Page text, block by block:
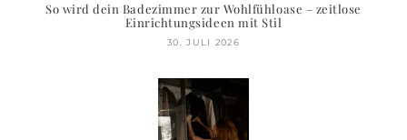
So wird dein Badezimmer zur Wohlfühloase – zeitlose
Einrichtungsideen mit Stil
30. JULI 2026